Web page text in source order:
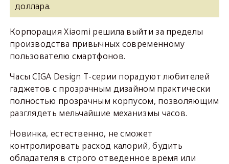
доллара.
Корпорация Xiaomi решила выйти за пределы
производства привычных современному
пользователю смартфонов.
Часы CIGA Design Т-серии порадуют любителей
гаджетов с прозрачным дизайном практически
полностью прозрачным корпусом, позволяющим
разглядеть мельчайшие механизмы часов.
Новинка, естественно, не сможет
контролировать расход калорий, будить
обладателя в строго отведенное время или